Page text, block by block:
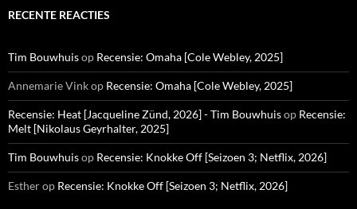
RECENTE REACTIES
Tim Bouwhuisop Recensie: Omaha [Cole Webley, 2025]
Annemarie Vinkop Recensie: Omaha [Cole Webley, 2025]
Recensie: Heat [Jacqueline Zünd, 2026] - Tim Bouwhuisop Recensie:
Melt [Nikolaus Geyrhalter, 2025]
Tim Bouwhuisop Recensie: Knokke Off [Seizoen 3; Netflix, 2026]
Estherop Recensie: Knokke Off [Seizoen 3; Netflix, 2026]